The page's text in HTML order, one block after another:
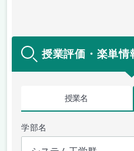
授業評価・楽単情
授業名
学部名